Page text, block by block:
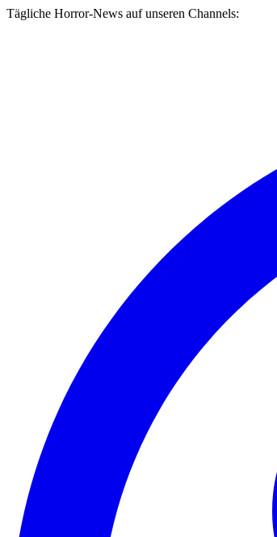
Tägliche Horror-News auf unseren Channels: